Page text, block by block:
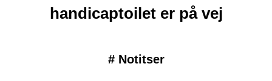
handicaptoilet er på vej
# Notitser